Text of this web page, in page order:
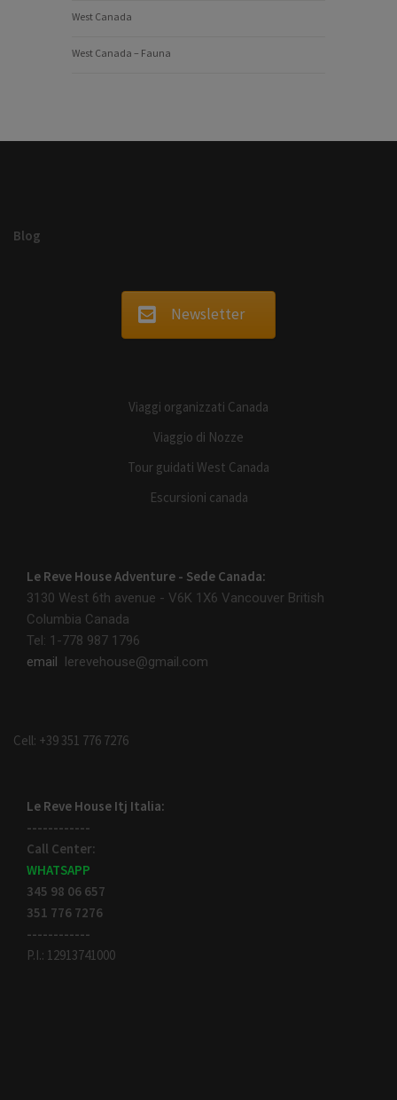
West Canada
West Canada – Fauna
Blog
Newsletter
Viaggi organizzati Canada
Viaggio di Nozze
Tour guidati West Canada
Escursioni canada
Le Reve House Adventure - Sede Canada:
3130 West 6th avenue - V6K 1X6 Vancouver British
Columbia Canada
Tel: 1-778 987 1796
email lerevehouse@gmail.com
Cell: +39 351 776 7276
Le Reve House Itj Italia:
------------
Call Center:
WHATSAPP
345 98 06 657
351 776 7276
------------
P.I.: 12913741000